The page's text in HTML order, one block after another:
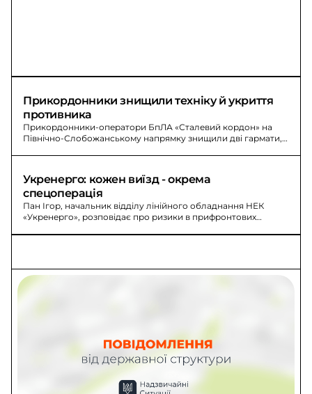
Прикордонники знищили техніку й укриття
противника
Прикордонники-оператори БпЛА «Сталевий кордон» на
Північно-Слобожанському напрямку знищили дві гармати,
Укренерго: кожен виїзд - окрема
спецоперація
Пан Ігор, начальник відділу лінійного обладнання НЕК
«Укренерго», розповідає про ризики в прифронтових